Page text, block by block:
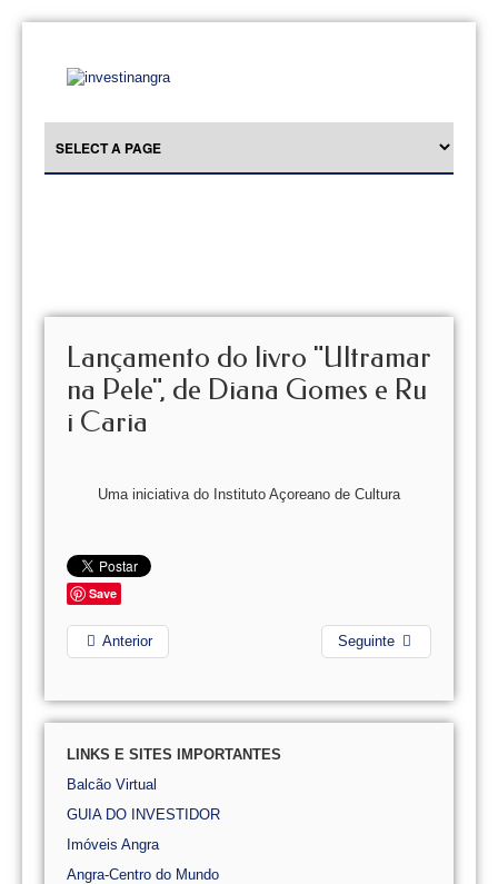
Lançamento do livro "Ultramar
na Pele", de Diana Gomes e Ru
i Caria
Uma iniciativa do Instituto Açoreano de Cultura
Save
Anterior Seguinte
LINKS E SITES IMPORTANTES
Balcão Virtual
GUIA DO INVESTIDOR
Imóveis Angra
Angra-Centro do Mundo